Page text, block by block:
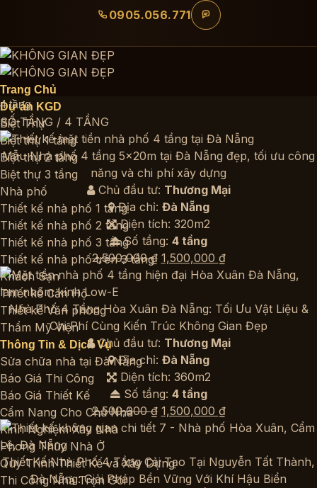
dung
0905.056.771
Trang Chủ
Dự án KGD
Biệt Thự
Biệt thự 1 tầng
Biệt thự 2 tầng
Biệt thự 3 tầng
Nhà phố
Thiết kế nhà phố 1 tầng
Thiết kế nhà phố 2 tầng
Thiết kế nhà phố 3 tầng
Thiết kế nhà phố trên 3 tầng
Khách Sạn
Thiết kế Căn Hộ
Thiết kế Văn phòng
Thẩm Mỹ Viện
Thông Tin & Dịch Vụ
Sửa chữa nhà tại Đà Nẵng
Báo Giá Thi Công
Báo Giá Thiết Kế
Cẩm Nang Cho Chủ Nhà
Kinh Nghiệm Xây Nhà
Phong Thủy Nhà Ở
Quy Trình Thiết Kế và Xây Dựng
Thi Công Nhà Trọn Gói
4 tầng
SỐ TẦNG / 4 TẦNG
Mẫu Nhà phố 4 tầng 5×20m tại Đà Nẵng đẹp, tối ưu công
năng và chi phí xây dựng
Chủ đầu tư: Thương Mại
Địa chỉ: Đà Nẵng
Diện tích: 320m2
Số tầng: 4 tầng
2,500,000₫ Giá
gốc
2,500,000 ₫.
1,500,000 ₫Giá
hiện
là:
1,500,000 ₫.
Nhà Phố 4 Tầng Hòa Xuân Đà Nẵng: Tối Ưu Vật Liệu &
Chi Phí Cùng Kiến Trúc Không Gian Đẹp
Chủ đầu tư: Thương Mại
Địa chỉ: Đà Nẵng
Diện tích: 360m2
Số tầng: 4 tầng
2,500,000₫ Giá
gốc
2,500,000 ₫.
1,500,000 ₫Giá
hiện
là:
1,500,000 ₫.
Thiết Kế Nhà Phố 4 Tầng Cải Tạo Tại Nguyễn Tất Thành,
Đà Nẵng: Giải Pháp Bền Vững Với Khí Hậu Biển